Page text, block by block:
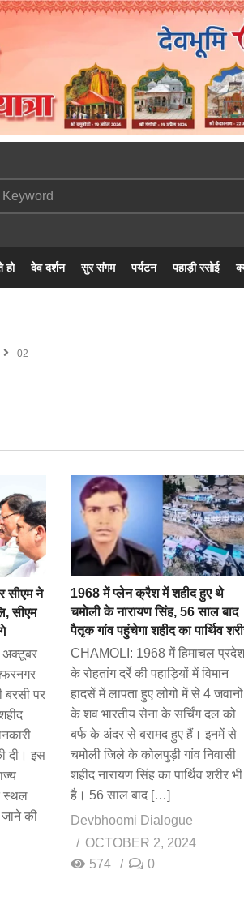
हो देव दर्शन सुर संगम पर्यटन पहाड़ी रसोई
02
सीएम ने
सीएम
बरसी पर
दी। इस
स्थल
जाने की
1968 में प्लेन क्रैश में शहीद हुए थे
चमोली के नारायण सिंह, 56 साल बाद
पैतृक गांव पहुंचेगा शहीद का पार्थिव
CHAMOLI: 1968 में हिमाचल प्रदेश
के रोहतांग दर्रे की पहाड़ियों में विमान
हादसें में लापता हुए लोगो में से 4 जवानों
के शव भारतीय सेना के सर्चिंग दल को
बर्फ के अंदर से बरामद हुए हैं। इनमें से
चमोली जिले के कोलपुड़ी गांव निवासी
शहीद नारायण सिंह का पार्थिव शरीर भी
है। 56 साल बाद […]
Devbhoomi Dialogue
OCTOBER 2, 2024
574
0